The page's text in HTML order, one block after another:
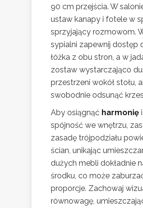
90 cm przejścia. W
ustaw kanapy i fotele w
sprzyjający rozmowom.
sypialni zapewnij dostęp
łóżka z obu stron, a w
zostaw wystarczająco
przestrzeni wokół stołu,
swobodnie odsunąć
Aby osiągnąć harmonię i
spójność we wnętrzu,
zasadę trójpodziału
ścian, unikając
dużych mebli dokładnie
środku, co może
proporcje. Zachowaj
równowagę,